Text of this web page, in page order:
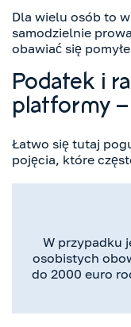
Dla wielu osób to
samodzielnie
obawiać się
Podatek i
platformy
Łatwo się tutaj
pojęcia, które
W przypadku
osobistych
do 2000 euro